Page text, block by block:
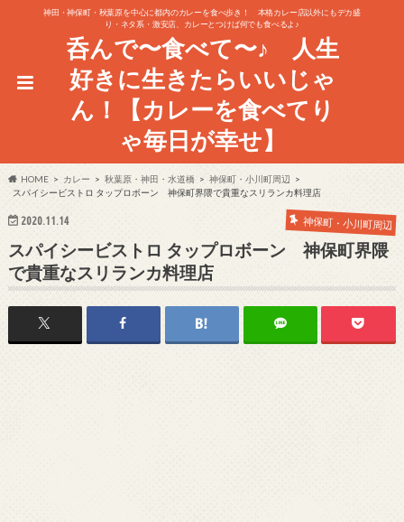
神田・神保町・秋葉原を中心に都内のカレーを食べ歩き！ 本格カレー店以外にもデカ盛
り・ネタ系・激安店、カレーとつけば何でも食べるよ♪
呑んで〜食べて〜♪ 人生
好きに生きたらいいじゃ
ん！【カレーを食べてり
ゃ毎日が幸せ】
HOME カレー 秋葉原・神田・水道橋
神保町・小川町周辺
スパイシービストロ タップロボーン 神保町界隈で貴重なスリランカ料理店
2020.11.14 神保町・小川町周辺
スパイシービストロ タップロボーン 神保町界隈
で貴重なスリランカ料理店